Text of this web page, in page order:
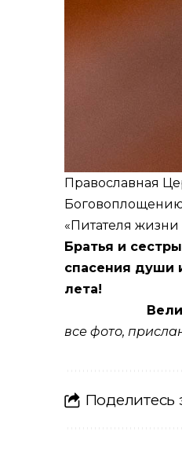
Православная
«Питателя жизни
Братья и
спасения души
лета!
все фото,
Поделитесь